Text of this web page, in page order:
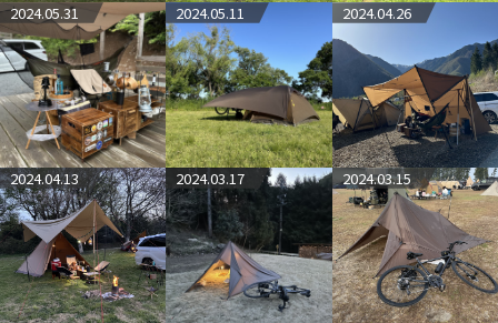
2024.05.31 2024.05.11 2024.04.26
2024.04.13 2024.03.17 2024.03.15